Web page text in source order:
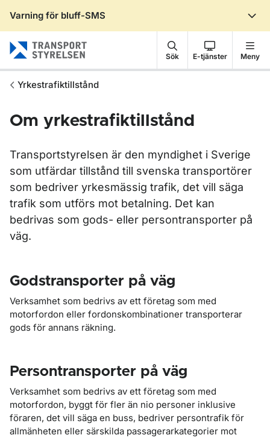
Varning för bluff-SMS
Sök E-tjänster Meny
Yrkestrafiktillstånd
Om yrkestrafiktillstånd
Transportstyrelsen är den myndighet i Sverige
som utfärdar tillstånd till svenska transportörer
som bedriver yrkesmässig trafik, det vill säga
trafik som utförs mot betalning. Det kan
bedrivas som gods- eller persontransporter på
väg.
Godstransporter på väg
Verksamhet som bedrivs av ett företag som med
motorfordon eller fordonskombinationer transporterar
gods för annans räkning.
Persontransporter på väg
Verksamhet som bedrivs av ett företag som med
motorfordon, byggt för fler än nio personer inklusive
föraren, det vill säga en buss, bedriver persontrafik för
allmänheten eller särskilda passagerarkategorier mot